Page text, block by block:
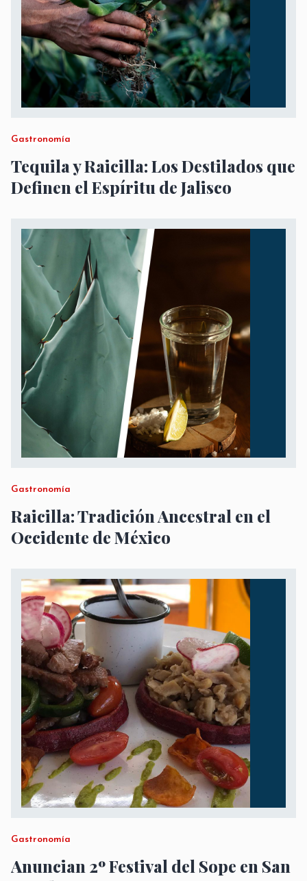
Gastronomía
Tequila y Raicilla: Los Destilados que
Definen el Espíritu de Jalisco
Gastronomía
Raicilla: Tradición Ancestral en el
Occidente de México
Gastronomía
Anuncian 2º Festival del Sope en San